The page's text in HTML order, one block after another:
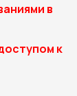
в
к